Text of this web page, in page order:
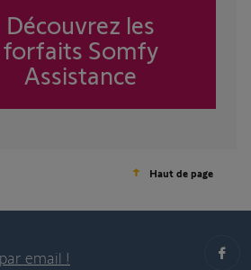
Découvrez les
forfaits Somfy
Assistance
Haut de page
email !